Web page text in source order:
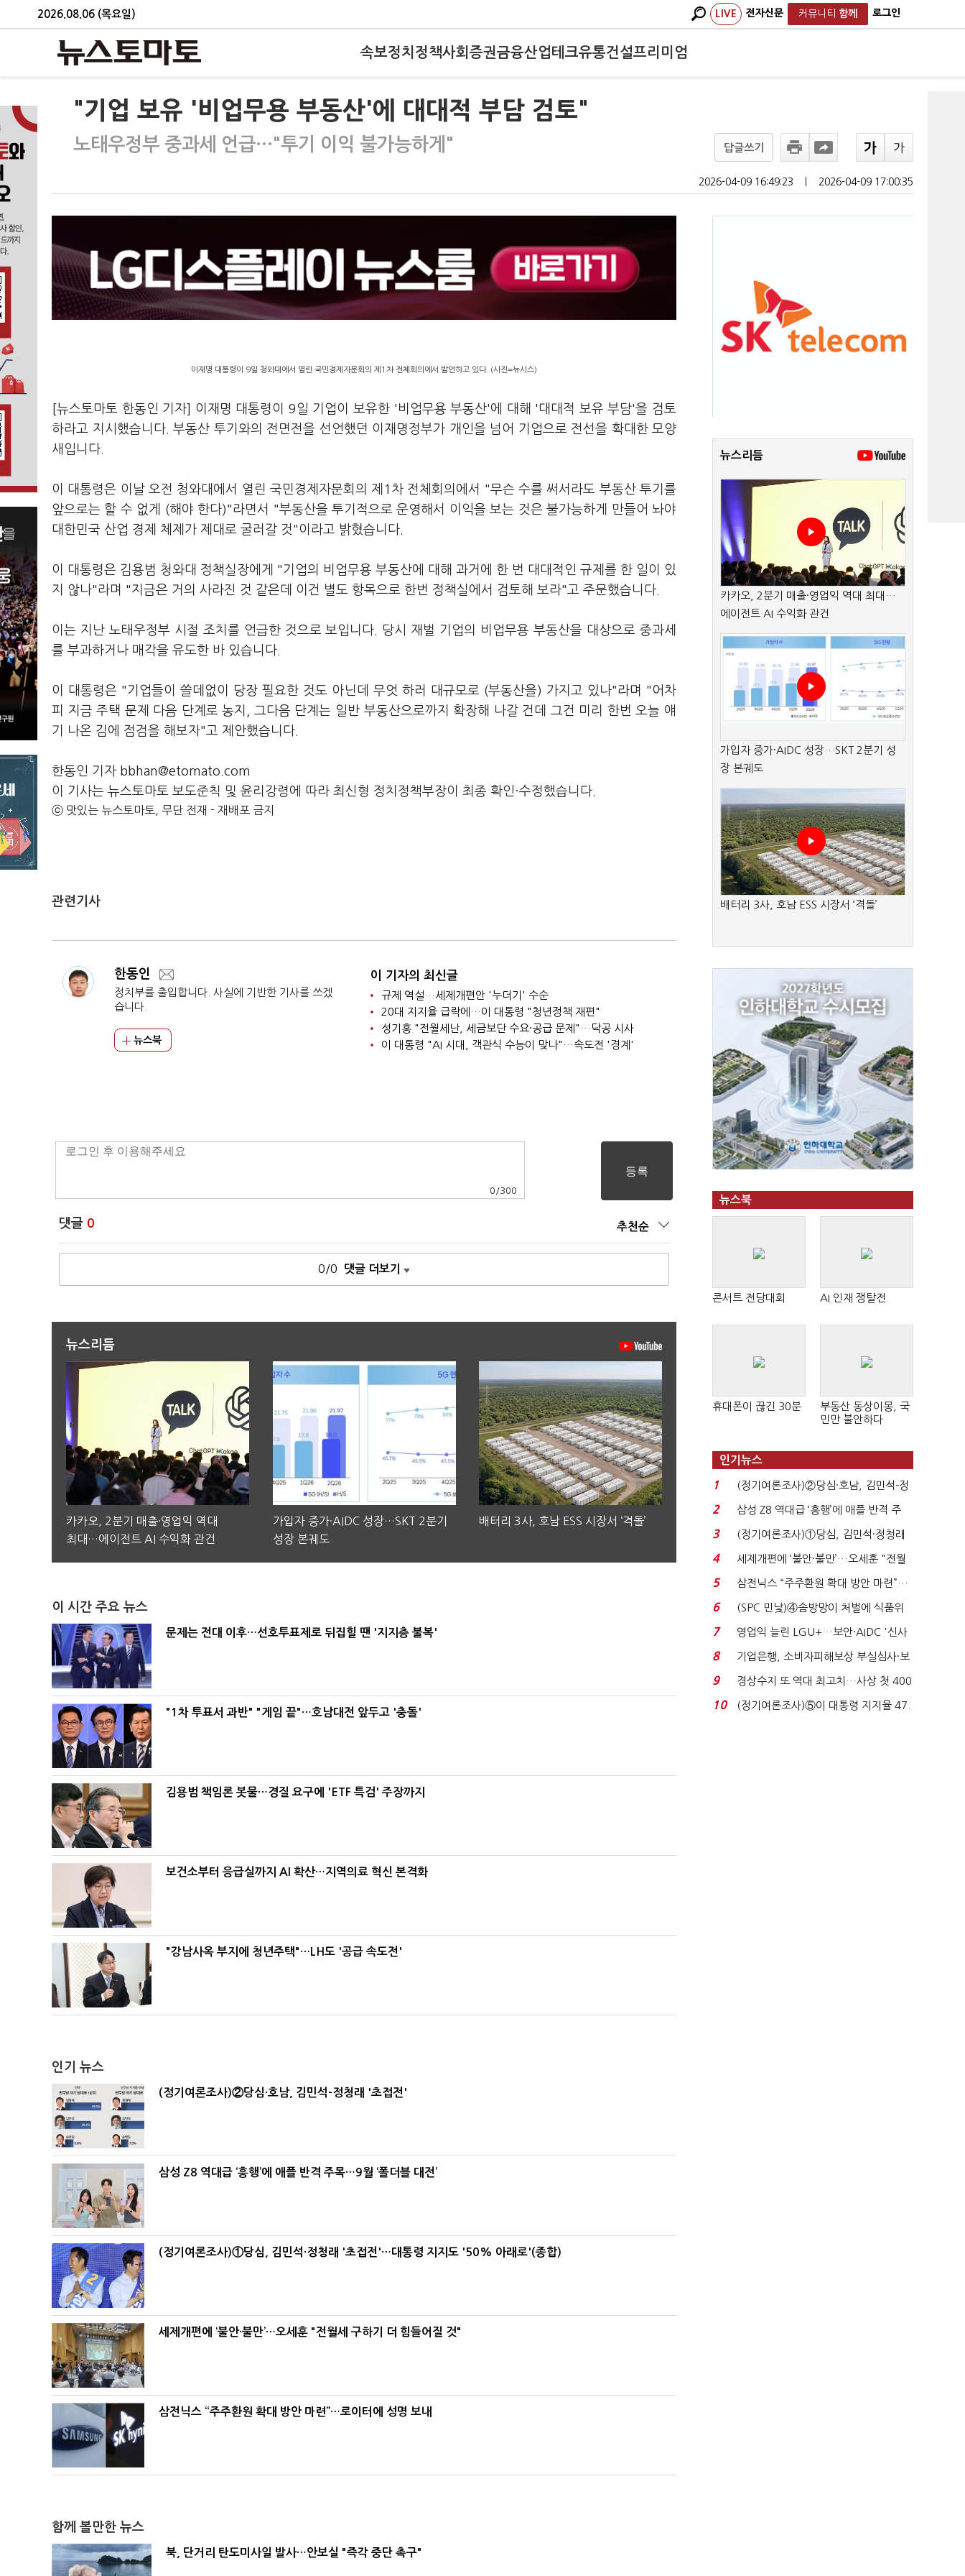
2026.08.06 (목요일) LIVE 전자신문 커뮤니티 함께 로그인
속보정치 정책사회 증권금융산업테크유통건설프리미엄
"기업 보유 '비업무용 부동산'에 대대적 부담 검토"
노태우정부 중과세 언급…"투기 이익 불가능하게" 답글쓰기
2026-04-09 16:49:23 2026-04-09 17:00:35
이재명 대통령이 9일 청와대에서 열린 국민경제자문회의 제1차 전체회의에서 발언하고 있다. (사진=뉴시스)
[뉴스토마토 한동인 기자] 이재명 대통령이 9일 기업이 보유한 '비업무용 부동산'에 대해 '대대적 보유 부담'을 검토
하라고 지시했습니다. 부동산 투기와의 전면전을 선언했던 이재명정부가 개인을 넘어 기업으로 전선을 확대한 모양
새입니다.
이 대통령은 이날 오전 청와대에서 열린 국민경제자문회의 제1차 전체회의에서 "무슨 수를 써서라도 부동산 투기를
앞으로는 할 수 없게 (해야 한다)"라면서 "부동산을 투기적으로 운영해서 이익을 보는 것은 불가능하게 만들어 놔야
대한민국 산업 경제 체제가 제대로 굴러갈 것"이라고 밝혔습니다.
이 대통령은 김용범 청와대 정책실장에게 "기업의 비업무용 부동산에 대해 과거에 한 번 대대적인 규제를 한 일이 있
지 않나"라며 "지금은 거의 사라진 것 같은데 이건 별도 항목으로 한번 정책실에서 검토해 보라"고 주문했습니다.
이는 지난 노태우정부 시절 조치를 언급한 것으로 보입니다. 당시 재벌 기업의 비업무용 부동산을 대상으로 중과세
를 부과하거나 매각을 유도한 바 있습니다.
이 대통령은 "기업들이 쓸데없이 당장 필요한 것도 아닌데 무엇 하러 대규모로 (부동산을) 가지고 있나"라며 "어차
피 지금 주택 문제 다음 단계로 농지, 그다음 단계는 일반 부동산으로까지 확장해 나갈 건데 그건 미리 한번 오늘 얘
기 나온 김에 점검을 해보자"고 제안했습니다.
한동인 기자 bbhan@etomato.com
이 기사는 뉴스토마토 보도준칙 및 윤리강령에 따라 최신형 정치정책부장이 최종 확인·수정했습니다.
ⓒ 맛있는 뉴스토마토, 무단 전재 - 재배포 금지
관련기사
한동인
정치부를 출입합니다. 사실에 기반한 기사를 쓰겠
습니다.
뉴스북
이 기자의 최신글
규제 역설…세제개편안 '누더기' 수순
20대 지지율 급락에…이 대통령 "청년정책 재편"
성기홍 "전월세난, 세금보단 수요·공급 문제"…닥공 시사
이 대통령 "AI 시대, 객관식 수능이 맞나"…속도전 '경계'
0 /300
댓글 0 추천순
0/0 댓글 더보기
뉴스리듬
카카오, 2분기 매출·영업익 역대
최대…에이전트 AI 수익화 관건
가입자 증가·AIDC 성장…SKT 2분기
성장 본궤도
배터리 3사, 호남 ESS 시장서 ‘격돌’
이 시간 주요 뉴스
문제는 전대 이후…선호투표제로 뒤집힐 땐 '지지층 불복'
"1차 투표서 과반" "게임 끝"…호남대전 앞두고 '충돌'
김용범 책임론 봇물…경질 요구에 'ETF 특검' 주장까지
보건소부터 응급실까지 AI 확산…지역의료 혁신 본격화
"강남사옥 부지에 청년주택"…LH도 '공급 속도전'
인기 뉴스
(정기여론조사)②당심·호남, 김민석-정청래 '초접전'
삼성 Z8 역대급 ‘흥행’에 애플 반격 주목…9월 ‘폴더블 대전’
(정기여론조사)①당심, 김민석·정청래 '초접전'…대통령 지지도 '50% 아래로'(종합)
세제개편에 ‘불안·불만’…오세훈 "전월세 구하기 더 힘들어질 것"
삼전닉스 “주주환원 확대 방안 마련”…로이터에 성명 보내
함께 볼만한 뉴스
북, 단거리 탄도미사일 발사…안보실 "즉각 중단 촉구"
뉴스리듬
카카오, 2분기 매출·영업익 역대 최대…
에이전트 AI 수익화 관건
가입자 증가·AIDC 성장…SKT 2분기 성
장 본궤도
배터리 3사, 호남 ESS 시장서 ‘격돌’
뉴스북
콘서트 전당대회 AI 인재 쟁탈전
휴대폰이 끊긴 30분
부동산 동상이몽, 국
민만 불안하다
인기뉴스
1
(정기여론조사)②당심·호남, 김민석-정
청래 '초접전'...
2
삼성 Z8 역대급 ‘흥행’에 애플 반격 주
목…9월 ‘폴...
3
(정기여론조사)①당심, 김민석·정청래
'초접전'…대통령 ...
4
세제개편에 ‘불안·불만’…오세훈 "전월
세 구하기 더 ...
5
삼전닉스 “주주환원 확대 방안 마련”…
로이터에 성명...
6
(SPC 민낯)④솜방망이 처벌에 식품위
생법 위반 반복...
7
영업익 늘린 LGU+…보안·AIDC '신사
업 드라이브'...
8
기업은행, 소비자피해보상 부실심사·보
이스피싱 공시 ...
9
경상수지 또 역대 최고치…사상 첫 400
억달러에 '3% 성...
10
(정기여론조사)⑤이 대통령 지지율 47.